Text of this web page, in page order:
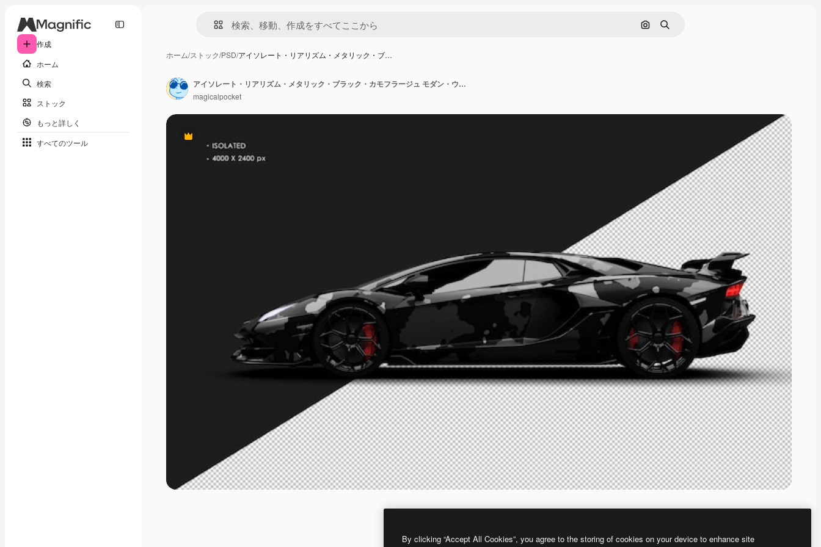
作成
ホーム
検索
ストック
もっと詳しく
すべてのツール
画像で検索
検索
ホーム/ストック/PSD/アイソレート・リアリズム・メタリック・ブ…
Premium
アイソレート・リアリズム・メタリック・ブラック・カモフラージュ モダン・ウルトラ・スポーツ・スーパーカー 左側
magicalpocket
By clicking “Accept All Cookies”, you agree to the storing of cookies on your device to enhance site